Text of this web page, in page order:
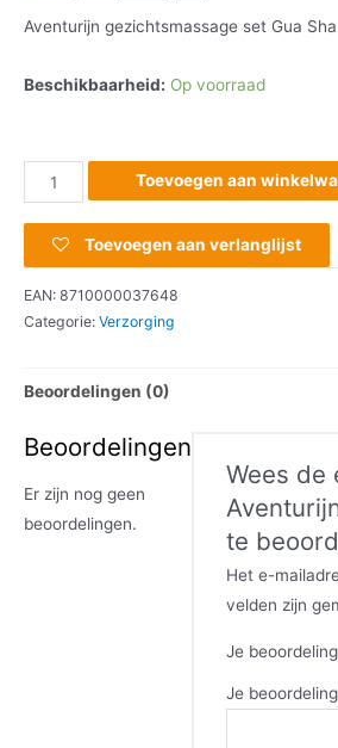
Aventurijn gezichtsmassage set Gua
Beschikbaarheid: Op voorraad
Toevoegen aan
Toevoegen aan verlanglijst
EAN: 8710000037648
Categorie: Verzorging
Beoordelingen (0)
Beoordelingen
Er zijn nog geen
beoordelingen.
Wees de
te
Het e-
velden zijn
Je beoordeling
Je beoordeling